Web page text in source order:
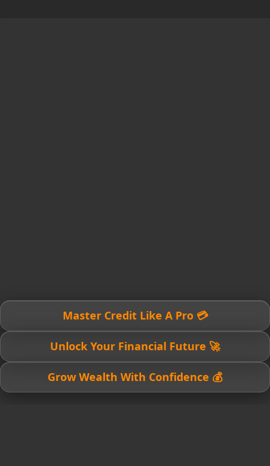
💳 Master Credit Like A Pro
🚀 Unlock Your Financial Future
💰 Grow Wealth With Confidence